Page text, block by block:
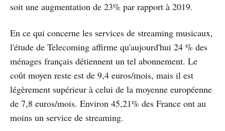
soit une augmentation de 23% par rapport à 2019.
En ce qui concerne les services de streaming musicaux,
l'étude de Telecoming affirme qu'aujourd'hui 24 % des
ménages français détiennent un tel abonnement. Le
coût moyen reste est de 9,4 euros/mois, mais il est
légèrement supérieur à celui de la moyenne européenne
de 7,8 euros/mois. Environ 45,21% des France ont au
moins un service de streaming.